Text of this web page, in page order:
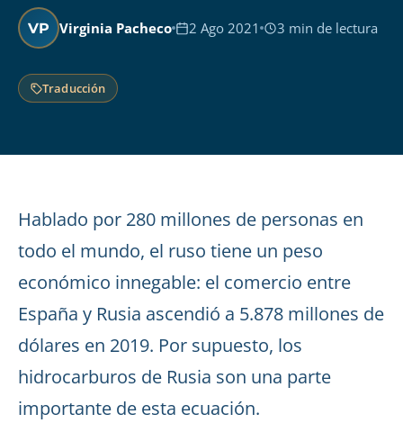
VP Virginia Pacheco 2 Ago 2021 3 min de lectura
Traducción
Hablado por 280 millones de personas en
todo el mundo, el ruso tiene un peso
económico innegable: el comercio entre
España y Rusia ascendió a 5.878 millones de
dólares en 2019. Por supuesto, los
hidrocarburos de Rusia son una parte
importante de esta ecuación.